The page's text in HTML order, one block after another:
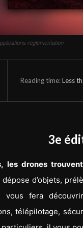
réglementation
Reading time:Less
3e
les drones
d’objets,
vous fera
télépilotage,